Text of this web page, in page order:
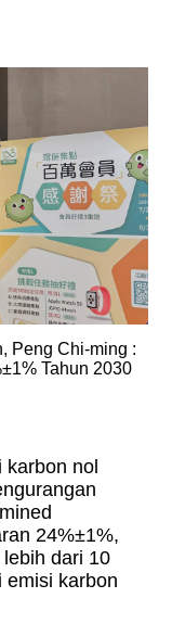
Peng Chi-ming :
Tahun 2030
nol
24%±1%,
dari 10
emisi karbon